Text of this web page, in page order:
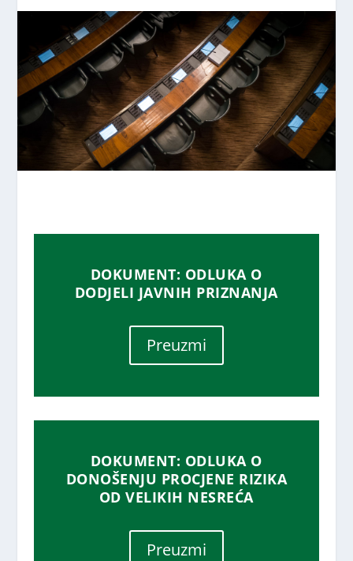
DOKUMENT: ODLUKA O
DODJELI JAVNIH PRIZNANJA
Preuzmi
DOKUMENT: ODLUKA O
DONOŠENJU PROCJENE RIZIKA
OD VELIKIH NESREĆA
Preuzmi